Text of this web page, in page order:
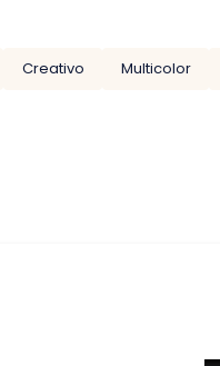
Creativo Multicolor